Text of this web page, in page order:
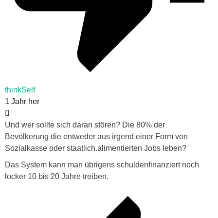
thinkSelf
1 Jahr her
Und wer sollte sich daran stören? Die 80% der
Bevölkerung die entweder aus irgend einer Form von
Sozialkasse oder staatlich.alimentierten Jobs leben?
Das System kann man übrigens schuldenfinanziert noch
locker 10 bis 20 Jahre treiben.